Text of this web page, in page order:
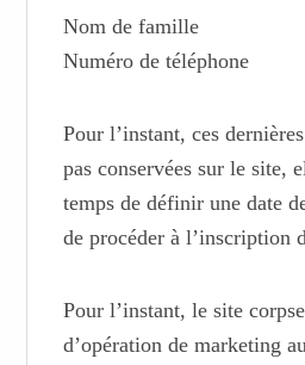
Nom de famille
Numéro de téléphone
Pour l’instant, ces
pas conservées sur le site,
temps de définir une date
de procéder à l’inscription
Pour l’instant, le site
d’opération de marketing